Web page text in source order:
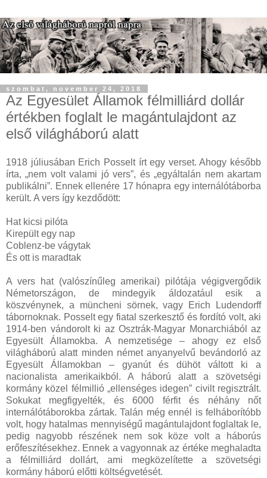
szombat, november 24, 2018
Az Egyesület Államok félmilliárd dollár
értékben foglalt le magántulajdont az
első világháború alatt
1918 júliusában Erich Posselt írt egy verset. Ahogy később
írta, „nem volt valami jó vers”, és „egyáltalán nem akartam
publikálni”. Ennek ellenére 17 hónapra egy internálótáborba
került. A vers így kezdődött:
Hat kicsi pilóta
Kirepült egy nap
Coblenz-be vágytak
És ott is maradtak
A vers hat (valószínűleg amerikai) pilótája végigvergődik
Németországon, de mindegyik áldozatául esik a
köszvénynek, a müncheni sörnek, vagy Erich Ludendorff
tábornoknak. Posselt egy fiatal szerkesztő és fordító volt, aki
1914-ben vándorolt ki az Osztrák-Magyar Monarchiából az
Egyesült Államokba. A nemzetisége – ahogy ez első
világháború alatt minden német anyanyelvű bevándorló az
Egyesült Államokban – gyanút és dühöt váltott ki a
nacionalista amerikaikból. A háború alatt a szövetségi
kormány közel félmillió „ellenséges idegen” civilt regisztrált.
Sokukat megfigyelték, és 6000 férfit és néhány nőt
internálótáborokba zártak. Talán még ennél is felháborítóbb
volt, hogy hatalmas mennyiségű magántulajdont foglaltak le,
pedig nagyobb részének nem sok köze volt a háborús
erőfeszítésekhez. Ennek a vagyonnak az értéke meghaladta
a félmilliárd dollárt, ami megközelítette a szövetségi
kormány háború előtti költségvetését.